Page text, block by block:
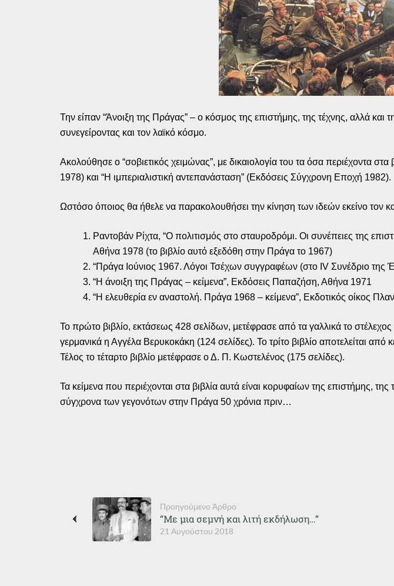
Την είπαν “Άνοιξη της Πράγας” – ο κόσμος της επιστήμης, της τέχνης, αλλά και
συνεγείροντας και τον λαϊκό κόσμο.
Ακολούθησε ο “σοβιετικός χειμώνας”, με δικαιολογία του τα όσα περιέχοντα
1978) και “Η ιμπεριαλιστική αντεπανάσταση” (Εκδόσεις Σύγχρονη Εποχή 1982).
Ωστόσο όποιος θα ήθελε να παρακολουθήσει την κίνηση των ιδεών εκείνο τον
Ραντοβάν Ρίχτα, “Ο πολιτισμός στο σταυροδρόμι. Οι συνέπειες της
Αθήνα 1978 (το βιβλίο αυτό εξεδόθη στην Πράγα το 1967)
“Πράγα Ιούνιος 1967. Λόγοι Τσέχων συγγραφέων (στο IV Συνέδριο
“Η άνοιξη της Πράγας – κείμενα”, Εκδόσεις Παπαζήση, Αθήνα 1971
“Η ελευθερία εν αναστολή. Πράγα 1968 – κείμενα”, Εκδοτικός οίκος
Το πρώτο βιβλίο, εκτάσεως 428 σελίδων, μετέφρασε από τα γαλλικά το
γερμανικά η Αγγέλα Βερυκοκάκη (124 σελίδες). Το τρίτο βιβλίο αποτελείται
Τέλος το τέταρτο βιβλίο μετέφρασε ο Δ. Π. Κωστελένος (175 σελίδες).
Τα κείμενα που περιέχονται στα βιβλία αυτά είναι κορυφαίων της επιστήμης,
σύγχρονα των γεγονότων στην Πράγα 50 χρόνια πριν…
Προηγούμενο Άρθρο
21 Αυγούστου 2018
“Με μια σεμνή και λιτή εκδήλωση…”